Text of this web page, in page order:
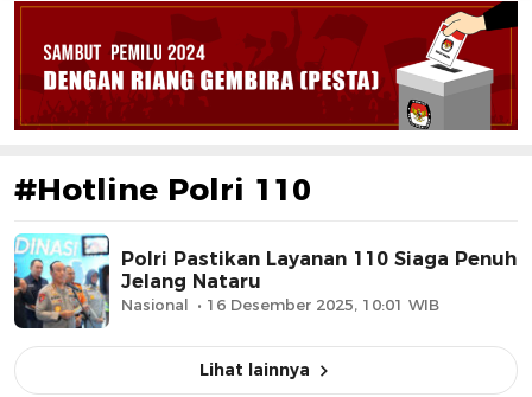
#Hotline Polri 110
Polri Pastikan Layanan 110 Siaga Penuh
Jelang Nataru
Nasional 16 Desember 2025, 10:01 WIB
Lihat lainnya